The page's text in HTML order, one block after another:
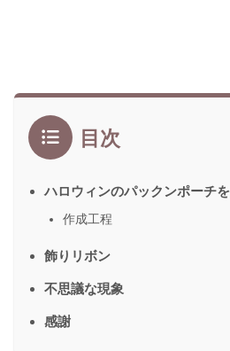
目次
ハロウィンのパックンポーチ
作成工程
飾りリボン
不思議な現象
感謝